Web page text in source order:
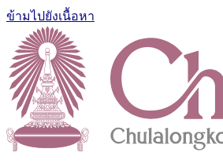
ข้ามไปยังเนื้อหา